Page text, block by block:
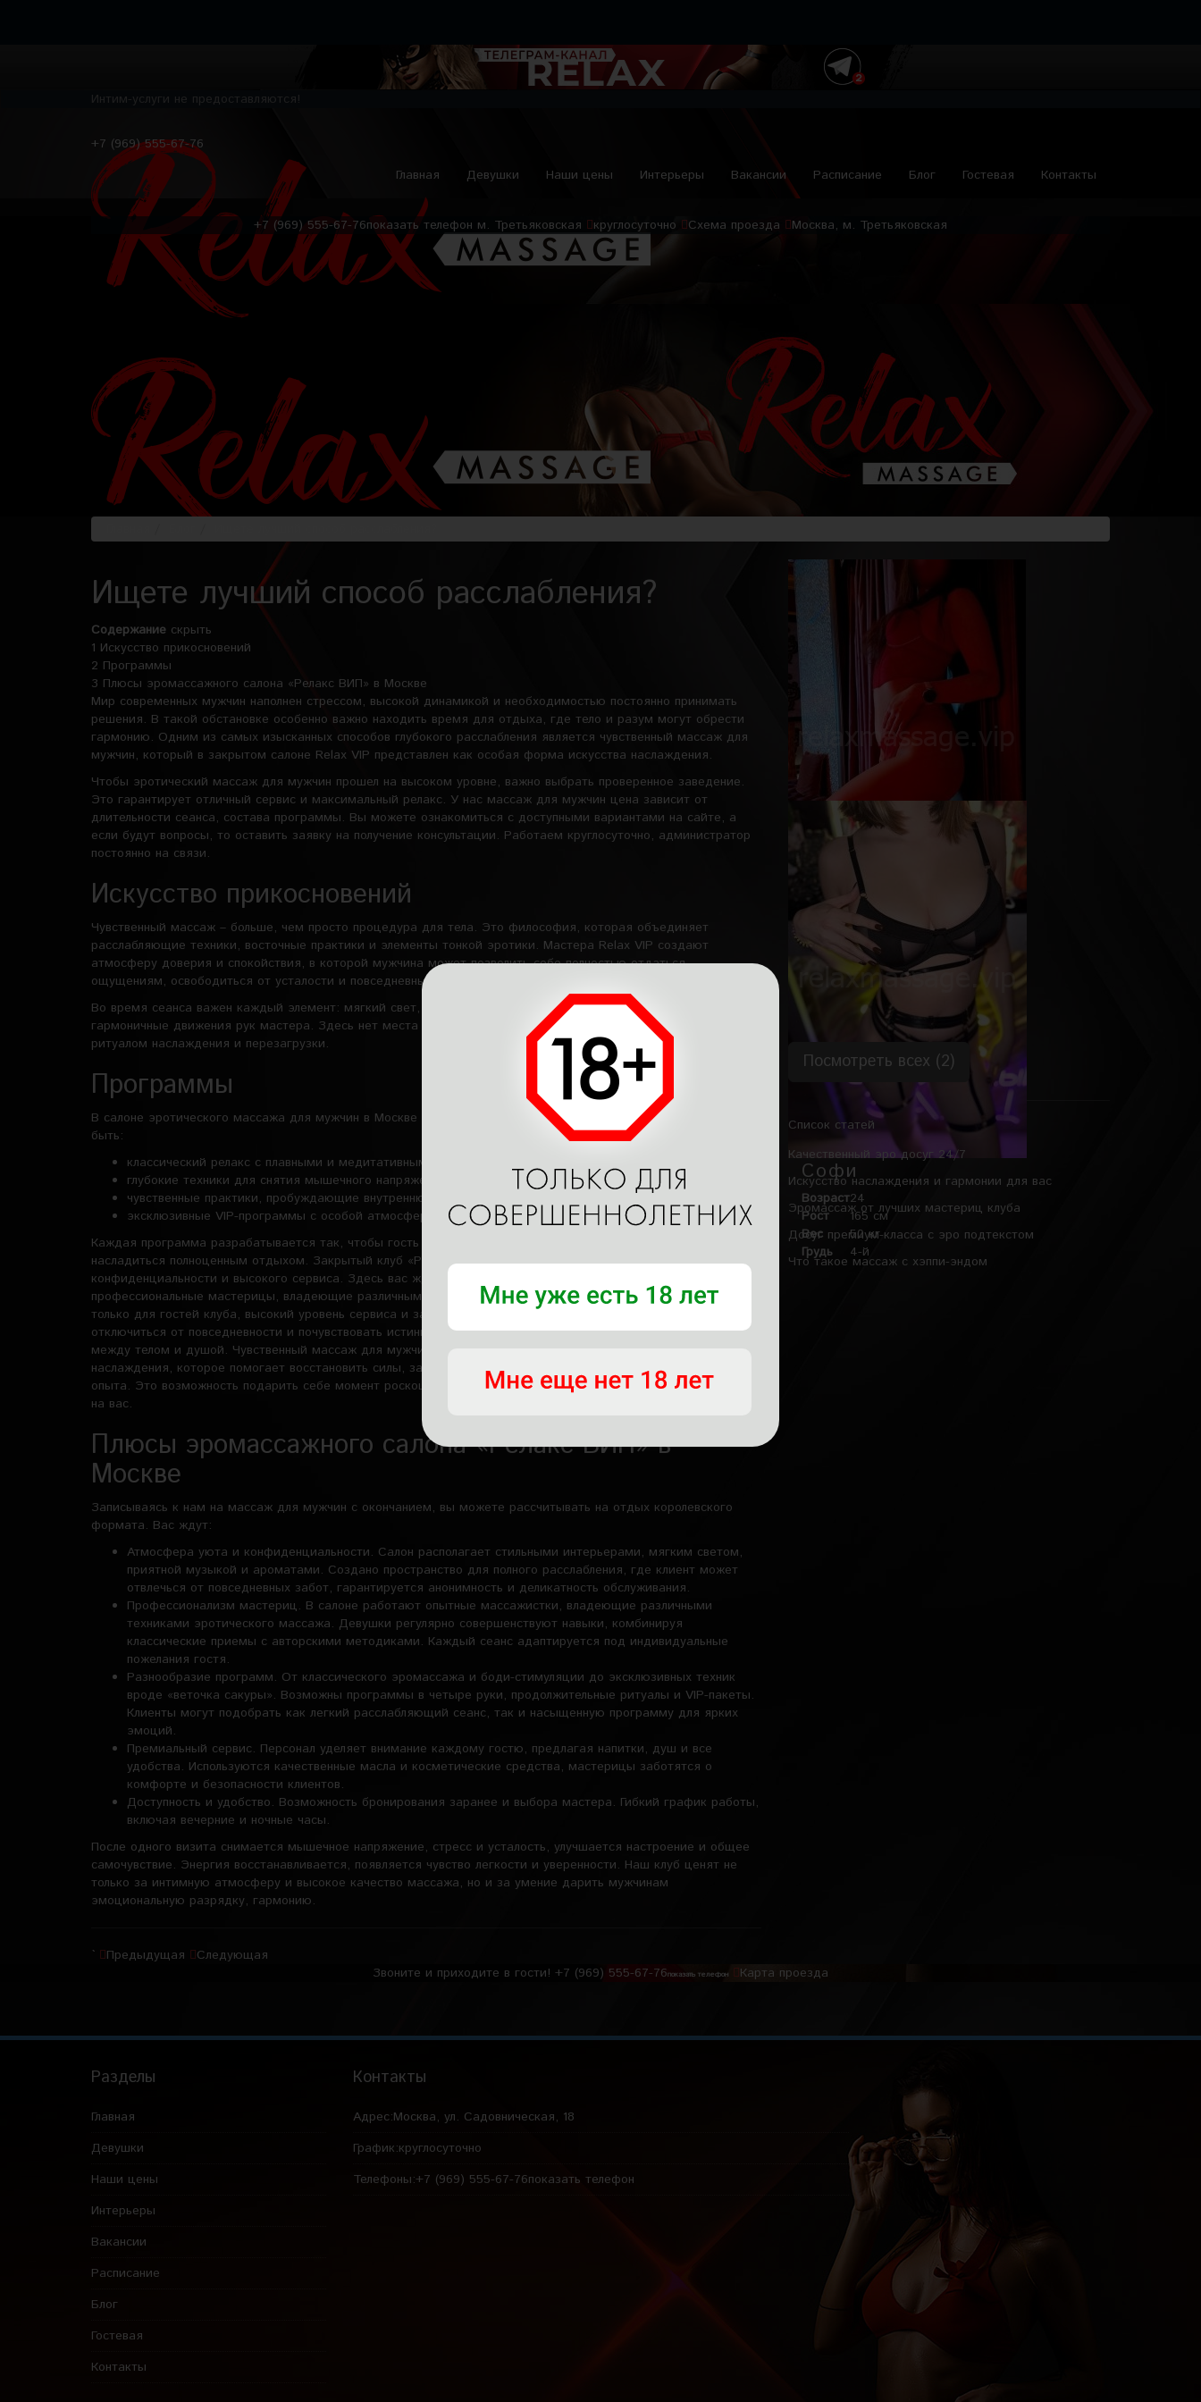
Интим-услуги не предоставляются!
+7 (969) 555-67-76
Главная
Девушки Наши цены Интерьеры Вакансии Расписание Блог Гостевая Контакты
+7 (969) 555-67-76показать телефон м. Третьяковская круглосуточно Схема проезда Москва, м. Третьяковская
Ищете лучший способ расслабления?
Содержание скрыть
1 Искусство прикосновений
2 Программы
3 Плюсы эромассажного салона «Релакс ВИП» в Москве
Мир современных мужчин наполнен стрессом, высокой динамикой и необходимостью постоянно принимать
решения. В такой обстановке особенно важно находить время для отдыха, где тело и разум могут обрести
гармонию. Одним из самых изысканных способов глубокого расслабления является чувственный массаж для
мужчин, который в закрытом салоне Relax VIP представлен как особая форма искусства наслаждения.
Чтобы эротический массаж для мужчин прошел на высоком уровне, важно выбрать проверенное заведение.
Это гарантирует отличный сервис и максимальный релакс. У нас массаж для мужчин цена зависит от
длительности сеанса, состава программы. Вы можете ознакомиться с доступными вариантами на сайте, а
если будут вопросы, то оставить заявку на получение консультации. Работаем круглосуточно, администратор
постоянно на связи.
Искусство прикосновений
Чувственный массаж – больше, чем просто процедура для тела. Это философия, которая объединяет
расслабляющие техники, восточные практики и элементы тонкой эротики. Мастера Relax VIP создают
атмосферу доверия и спокойствия, в которой мужчина может позволить себе полностью отдаться
ощущениям, освободиться от усталости и повседневных забот.
Во время сеанса важен каждый элемент: мягкий свет, спокойная музыка, ароматы эфирных масел и
гармоничные движения рук мастера. Здесь нет места спешке – релакс в клубе становится настоящим
ритуалом наслаждения и перезагрузки.
Программы
В салоне эротического массажа для мужчин в Москве представлены разнообразные программы. Это могут
быть:
классический релакс с плавными и медитативными движениями;
глубокие техники для снятия мышечного напряжения;
чувственные практики, пробуждающие внутреннюю энергию и усиливающие жизненные силы;
эксклюзивные VIP-программы с особой атмосферой и индивидуальным подходом.
Каждая программа разрабатывается так, чтобы гость почувствовал себя в центре внимания и смог
насладиться полноценным отдыхом. Закрытый клуб «Релакс ВИП» в Москве – это территория уюта,
конфиденциальности и высокого сервиса. Здесь вас ждут атмосфера уединенности и безопасности,
профессиональные мастерицы, владеющие различными техниками, эксклюзивные программы, доступные
только для гостей клуба, высокий уровень сервиса и забота о каждом клиенте. Это пространство, где можно
отключиться от повседневности и почувствовать истинное удовольствие от прикосновений, обретая баланс
между телом и душой. Чувственный массаж для мужчин – не просто способ расслабиться, а целое искусство
наслаждения, которое помогает восстановить силы, зарядиться энергией и открыть новые грани чувственного
опыта. Это возможность подарить себе момент роскоши, где забота и внимание направлены исключительно
на вас.
Плюсы эромассажного салона «Релакс ВИП» в
Москве
Записываясь к нам на массаж для мужчин с окончанием, вы можете рассчитывать на отдых королевского
формата. Вас ждут:
Атмосфера уюта и конфиденциальности. Салон располагает стильными интерьерами, мягким светом,
приятной музыкой и ароматами. Создано пространство для полного расслабления, где клиент может
отвлечься от повседневных забот, гарантируется анонимность и деликатность обслуживания.
Профессионализм мастериц. В салоне работают опытные массажистки, владеющие различными
техниками эротического массажа. Девушки регулярно совершенствуют навыки, комбинируя
классические приемы с авторскими методиками. Каждый сеанс адаптируется под индивидуальные
пожелания гостя.
Разнообразие программ. От классического эромассажа и боди-стимуляции до эксклюзивных техник
вроде «веточка сакуры». Возможны программы в четыре руки, продолжительные ритуалы и VIP-пакеты.
Клиенты могут подобрать как легкий расслабляющий сеанс, так и насыщенную программу для ярких
эмоций.
Премиальный сервис. Персонал уделяет внимание каждому гостю, предлагая напитки, душ и все
удобства. Используются качественные масла и косметические средства, мастерицы заботятся о
комфорте и безопасности клиентов.
Доступность и удобство. Возможность бронирования заранее и выбора мастера. Гибкий график работы,
включая вечерние и ночные часы.
После одного визита снимается мышечное напряжение, стресс и усталость, улучшается настроение и общее
самочувствие. Энергия восстанавливается, появляется чувство легкости и уверенности. Наш клуб ценят не
только за интимную атмосферу и высокое качество массажа, но и за умение дарить мужчинам
эмоциональную разрядку, гармонию.
` Предыдущая Следующая
Возраст25
170 см
62 кг
Грудь
2-й
Софи
Возраст24
Рост
165 см
Вес
50 кг
Грудь
4-й
Посмотреть всех (2)
Список статей
Качественный эро досуг 24/7
Искусство наслаждения и гармонии для вас
Эромассаж от лучших мастериц клуба
Досуг премиум-класса с эро подтекстом
Что такое массаж с хэппи-эндом
Звоните и приходите в гости! +7 (969) 555-67-76показать телефон Карта проезда
Разделы
Главная
Девушки
Наши цены
Интерьеры
Вакансии
Расписание
Блог
Гостевая
Контакты
Контакты
Адрес:Москва, ул. Садовническая, 18
График:круглосуточно
Телефоны:+7 (969) 555-67-76показать телефон